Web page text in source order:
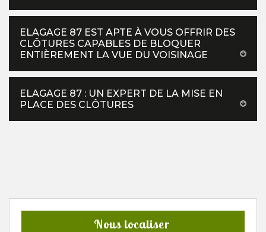
ELAGAGE 87 EST APTE À VOUS OFFRIR DES
CLÔTURES CAPABLES DE BLOQUER
ENTIÈREMENT LA VUE DU VOISINAGE
ELAGAGE 87 : UN EXPERT DE LA MISE EN
PLACE DES CLÔTURES
Nous localiser